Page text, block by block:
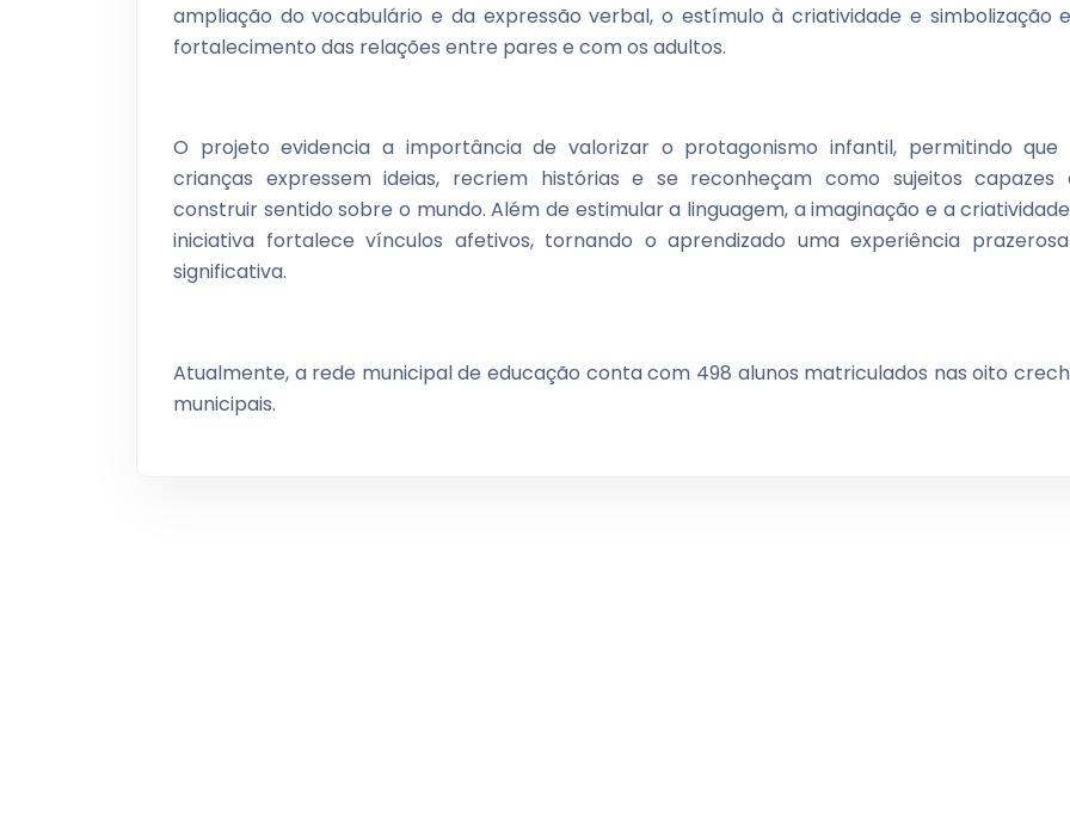
ampliação do vocabulário e da expressão verbal, o estímulo à criatividade e simbolização
fortalecimento das relações entre pares e com os adultos.
O projeto evidencia a importância de valorizar o protagonismo infantil, permitindo que
crianças expressem ideias, recriem histórias e se reconheçam como sujeitos capazes
construir sentido sobre o mundo. Além de estimular a linguagem, a imaginação e a
iniciativa fortalece vínculos afetivos, tornando o aprendizado uma experiência
significativa.
Atualmente, a rede municipal de educação conta com 498 alunos matriculados nas oito
municipais.